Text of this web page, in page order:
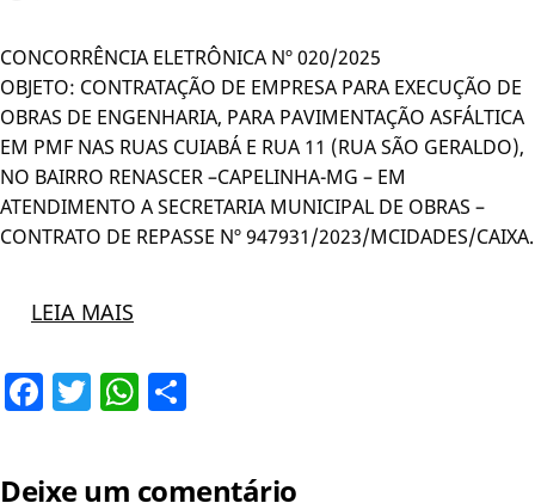
CONCORRÊNCIA ELETRÔNICA Nº 020/2025
OBJETO: CONTRATAÇÃO DE EMPRESA PARA EXECUÇÃO DE
OBRAS DE ENGENHARIA, PARA PAVIMENTAÇÃO ASFÁLTICA
EM PMF NAS RUAS CUIABÁ E RUA 11 (RUA SÃO GERALDO),
NO BAIRRO RENASCER –CAPELINHA-MG – EM
ATENDIMENTO A SECRETARIA MUNICIPAL DE OBRAS –
CONTRATO DE REPASSE Nº 947931/2023/MCIDADES/CAIXA.
LEIA MAIS
Facebook
TwitterWhatsApp
Deixe um comentário